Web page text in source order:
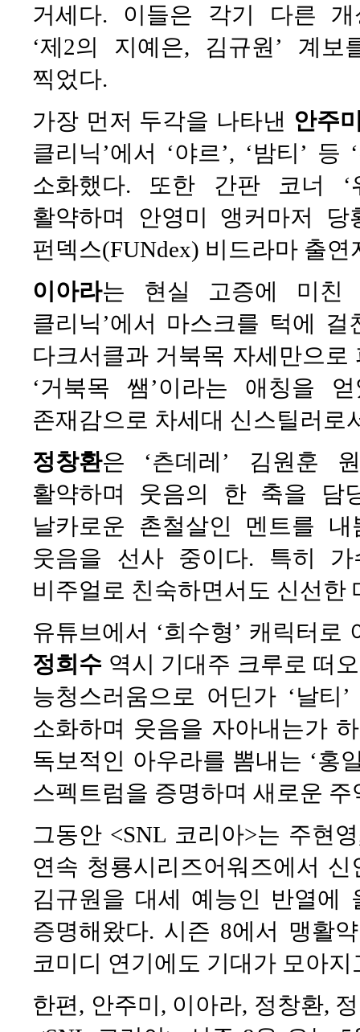
거세다. 이들은 각기 다른 개
‘제2의 지예은, 김규원’ 계
찍었다.
가장 먼저 두각을 나타낸 안주
클리닉’에서 ‘야르’, ‘밤티’
소화했다. 또한 간판 코너 ‘
활약하며 안영미 앵커마저
펀덱스(FUNdex) 비드라마 출
이아라는 현실 고증에 미친
클리닉’에서 마스크를 턱에
다크서클과 거북목 자세만으
‘거북목 쌤’이라는 애칭을
존재감으로 차세대 신스틸러로
정창환은 ‘츤데레’ 김원훈
활약하며 웃음의 한 축을 담
날카로운 촌철살인 멘트를
웃음을 선사 중이다. 특히 가
비주얼로 친숙하면서도 신선한
유튜브에서 ‘희수형’ 캐릭터로
정희수 역시 기대주 크루로 떠
능청스러움으로 어딘가 ‘날
소화하며 웃음을 자아내는가
독보적인 아우라를 뽐내는 ‘홍
스펙트럼을 증명하며 새로운
그동안 <SNL 코리아>는 주현
연속 청룡시리즈어워즈에서
김규원을 대세 예능인 반열에
증명해왔다. 시즌 8에서 맹활
코미디 연기에도 기대가 모아지
한편, 안주미, 이아라, 정창환,